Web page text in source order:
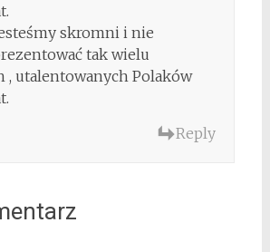
skromni i nie
tak wielu
, utalentowanych Polaków
Reply